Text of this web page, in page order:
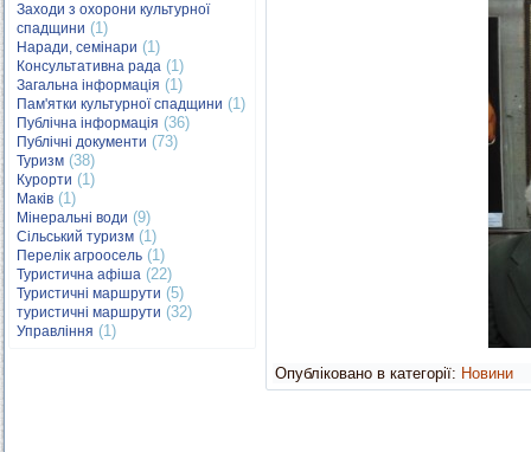
Заходи з охорони культурної
спадщини (1)
Наради, семінари (1)
Консультативна рада (1)
Загальна інформація (1)
Пам'ятки культурної спадщини (1)
Публічна інформація (36)
Публічні документи (73)
Туризм (38)
Курорти (1)
Маків (1)
Мінеральні води (9)
Сільський туризм (1)
Перелік агроосель (1)
Туристична афіша (22)
Туристичні маршрути (5)
туристичні маршрути (32)
Управління (1)
Опубліковано в категорії: Новини